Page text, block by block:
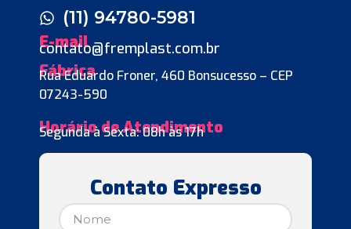
(11) 94780-5981
E-mail
contato@fremplast.com.br
Fábrica
Rua Eduardo Froner, 460 Bonsucesso – CEP
07243-590
Horário de Atendimento
Segunda à Sexta: 08h às 17h
Contato Expresso